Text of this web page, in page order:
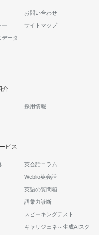
お問い合わせ
ー サイトマップ
データ
介
採用情報
ビス
英会話コラム
Weblio英会話
英語の質問箱
語彙力診断
スピーキングテスト
キャリジェネ～生成AIスク